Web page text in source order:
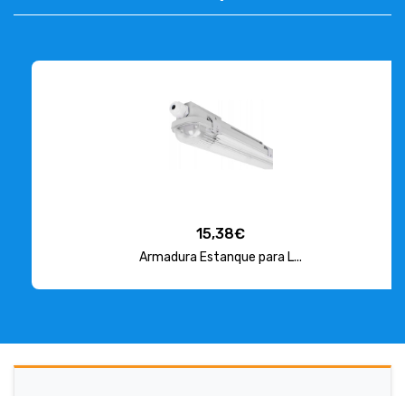
15,38€
Armadura Estanque para L...